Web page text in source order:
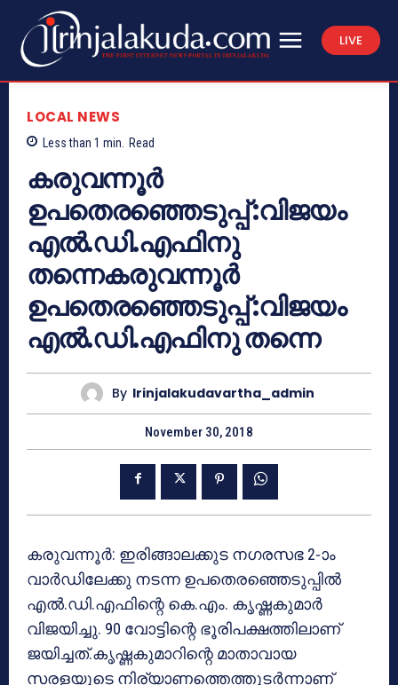
LIVE
LOCAL NEWS
Less than 1 min. Read
കരുവന്നൂര്‍
ഉപതെരഞ്ഞെടുപ്പ് :വിജയം
എല്‍.ഡി.എഫിനു
തന്നെകരുവന്നൂര്‍
ഉപതെരഞ്ഞെടുപ്പ് :വിജയം
എല്‍.ഡി.എഫിനു തന്നെ
By Irinjalakudavartha_admin
November 30, 2018
കരുവന്നൂര്‍: ഇരിങ്ങാലക്കുട നഗരസഭ 2-ാം
വാര്‍ഡിലേക്കു നടന്ന ഉപതെരഞ്ഞെടുപ്പില്‍
എല്‍.ഡി.എഫിന്റെ കെ.എം. കൃഷ്ണകുമാര്‍
വിജയിച്ചു. 90 വോട്ടിന്റെ ഭൂരിപക്ഷത്തിലാണ്
ജയിച്ചത്.കൃഷ്ണകുമാറിന്റെ മാതാവായ
സരളയുടെ നിര്യാണത്തെത്തുടര്‍ന്നാണ്